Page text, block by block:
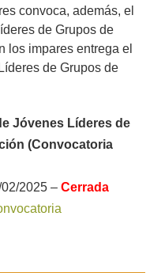
convoca, además, el
de Grupos de
los impares entrega el
de Grupos de
Jóvenes Líderes de
(Convocatoria
02/2025 –Cerrada